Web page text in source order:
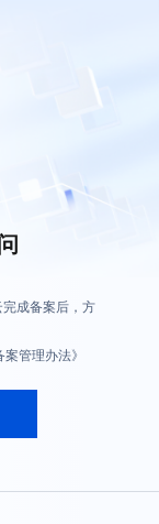
成备案后，方
管理办法》